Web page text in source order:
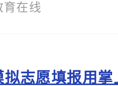
育在线
志愿填报用